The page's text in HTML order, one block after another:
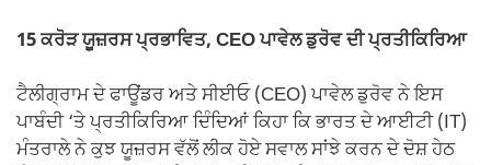
15 ਕਰੋੜ ਯੂਜ਼ਰਸ ਪ੍ਰਭਾਵਿਤ, CEO ਪਾਵੇਲ ਡੁਰੋਵ ਦੀ ਪ੍ਰਤੀਕਿਰਿਆ
ਟੈਲੀਗ੍ਰਾਮ ਦੇ ਫਾਊਂਡਰ ਅਤੇ ਸੀਈਓ (CEO) ਪਾਵੇਲ ਡੁਰੋਵ ਨੇ ਇਸ
ਪਾਬੰਦੀ ‘ਤੇ ਪ੍ਰਤੀਕਿਰਿਆ ਦਿੰਦਿਆਂ ਕਿਹਾ ਕਿ ਭਾਰਤ ਦੇ ਆਈਟੀ (IT)
ਮੰਤਰਾਲੇ ਨੇ ਕੁਝ ਯੂਜ਼ਰਸ ਵੱਲੋਂ ਲੀਕ ਹੋਏ ਸਵਾਲ ਸਾਂਝੇ ਕਰਨ ਦੇ ਦੋਸ਼ ਹੇਠ